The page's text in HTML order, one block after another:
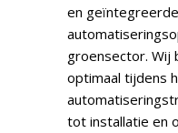
en geïntegreerde
groensector. Wij
optimaal tijdens
tot installatie en